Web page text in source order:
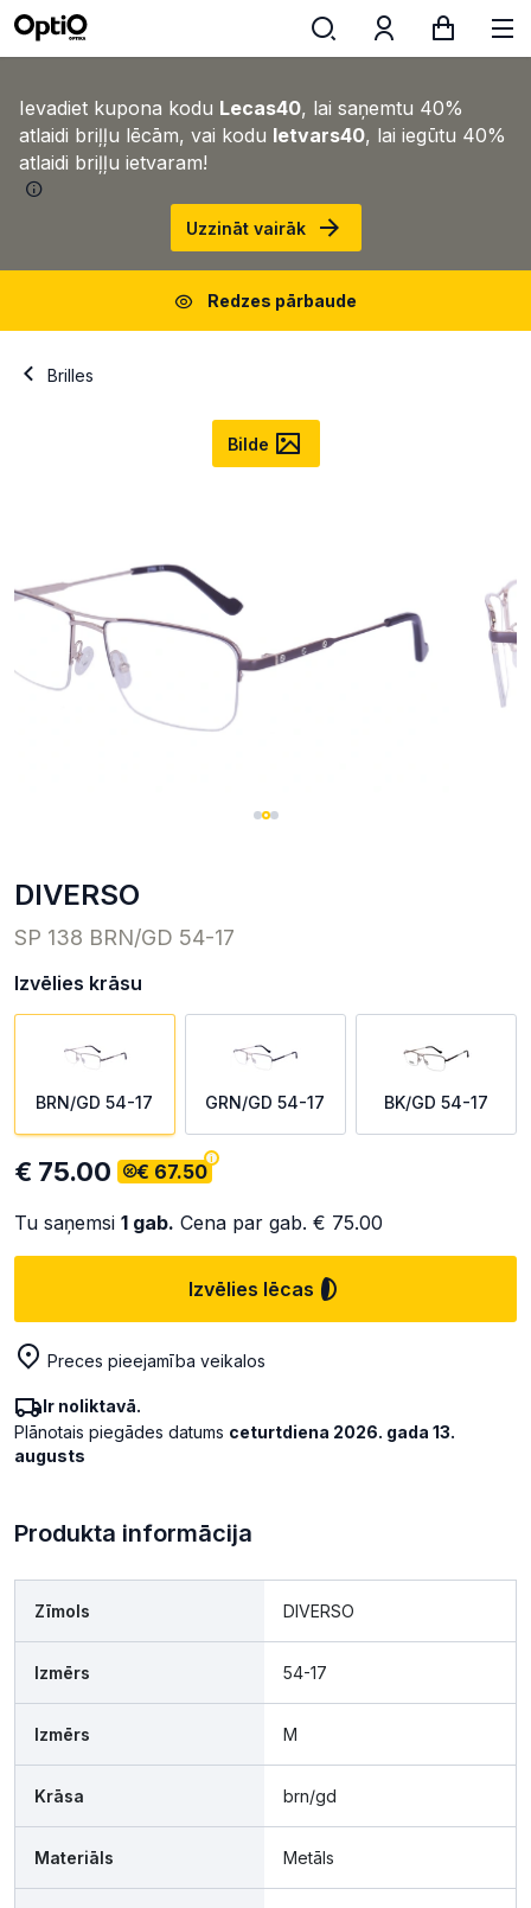
Ievadiet kupona kodu Lecas40, lai saņemtu 40%
atlaidi briļļu lēcām, vai kodu Ietvars40, lai iegūtu 40%
atlaidi briļļu ietvaram!
Uzzināt vairāk
Redzes pārbaude
Brilles
Bilde
DIVERSO
SP 138 BRN/GD 54-17
Izvēlies krāsu
BRN/GD 54-17 GRN/GD 54-17 BK/GD 54-17
€ 75.00 € 67.50
Tu saņemsi 1 gab. Cena par gab. € 75.00
Izvēlies lēcas
Preces pieejamība veikalos
Ir noliktavā.
Plānotais piegādes datums ceturtdiena 2026. gada 13.
augusts
Produkta informācija
Zīmols DIVERSO
Izmērs 54-17
Izmērs M
Krāsa brn/gd
Materiāls Metāls